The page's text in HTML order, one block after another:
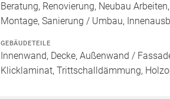
Beratung, Renovierung, Neubau
Montage, Sanierung / Umbau,
GEBÄUDETEILE
Innenwand, Decke, Außenwand /
Klicklaminat, Trittschalldämmung,